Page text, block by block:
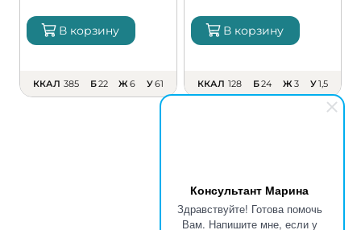
Консультант Марина
Здравствуйте! Готова помочь
Вам. Напишите мне, если у
В корзину
ККАЛ 385 Б22 Ж6 У61
В корзину
ККАЛ 128 Б24 Ж3 У1,5